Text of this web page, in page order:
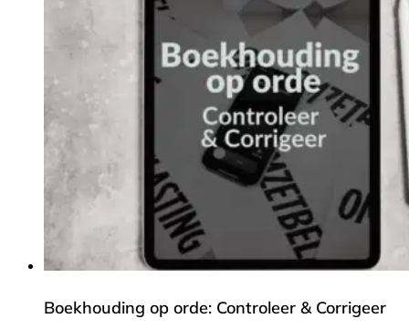
Boekhouding op orde: Controleer & Corrigeer